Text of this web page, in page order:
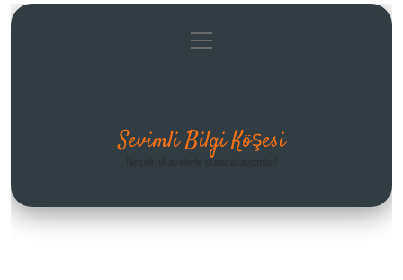
Gizlilik Politikası
menüyü
aç
Sevimli Bilgi Köşesi
Neşeli hikayelerle gününü aydınlat!